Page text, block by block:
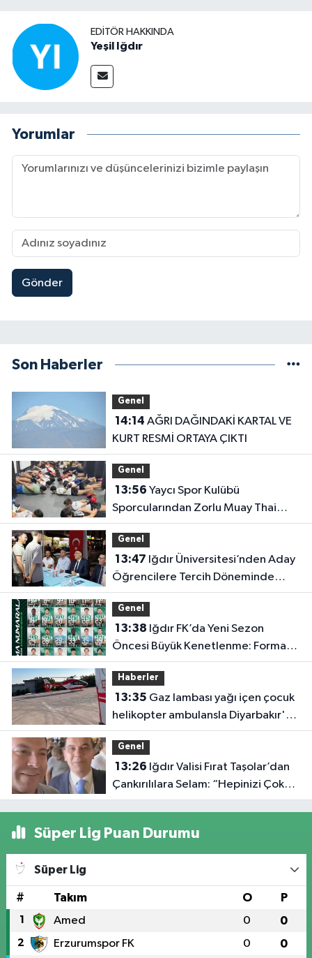
EDITÖR HAKKINDA
Yeşil Iğdır
Yorumlar
Gönder
Son Haberler
Genel
14:14
KURT RESMİ ORTAYA ÇIKTI
Genel
13:56
Sporcularından Zorlu Muay Thai
Eğitimi
Genel
13:47
Öğrencilere Tercih Döneminde
Rehberlik Desteği
Genel
13:38
Öncesi Büyük Kenetlenme: Forma
Numaraları Belli Oldu
Haberler
13:35
helikopter ambulansla Diyarbakır'a
sevk edildi
Genel
13:26
Çankırılılara Selam: “Hepinizi Çok
Seviyorum”
Süper Lig Puan Durumu
Süper Lig
# Takım O P
1 Amed 0 0
2 Erzurumspor FK 0 0